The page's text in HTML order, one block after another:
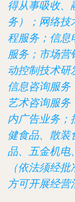
得从事吸收、
务）；网络技
程服务；信息
服务；市场营
动控制技术研
信息咨询服务
艺术咨询服务
内广告业务；
健食品、散装
品、五金机电
（依法须经
方可开展经营